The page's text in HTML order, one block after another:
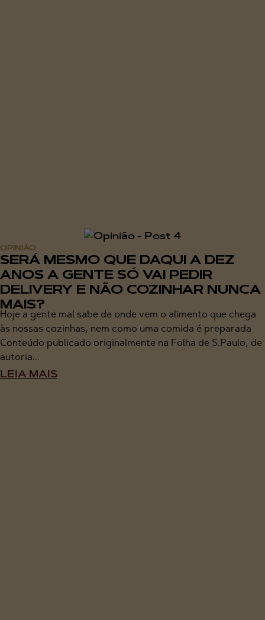
OPINIÃO
SERÁ MESMO QUE DAQUI A DEZ
ANOS A GENTE SÓ VAI PEDIR
DELIVERY E NÃO COZINHAR NUNCA
MAIS?
Hoje a gente mal sabe de onde vem o alimento que chega
às nossas cozinhas, nem como uma comida é preparada
Conteúdo publicado originalmente na Folha de S.Paulo, de
autoria...
LEIA MAIS